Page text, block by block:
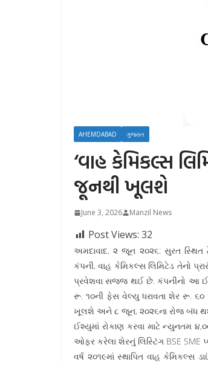
AHEMDABAD ગુજરાત
‘વાહ કેમિકલ્સ
જૂનથી ખૂલશે
June 3, 2026 Manzil News
Post Views: 32
અમદાવાદ, ૨ જૂન ૨૦૨૬: સુરત સ્થિત
કંપની, વાહ કેમિકલ્સ લિમિટેડ તેનો
પ્રવેશવા સજ્જ થઈ છે. કંપનીનો આ
રૂ. ૧૦ની ફેસ વેલ્યુ ધરાવતા શેર રૂ.
ખૂલશે અને ૮ જૂન, ૨૦૨૬ના રોજ બંધ
ઈશ્યુમાં રોકાણ કરવા માટે ન્યુનતમ
ઓફર કરેલા શેરનું લિસ્ટિંગ BSE SME
વર્ષ ૨૦૧૯માં સ્થાપિત વાહ